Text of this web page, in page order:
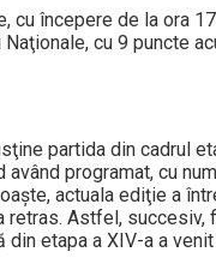
cu începere de la ora
cu 9 puncte
partida din cadrul
programat, cu
actuala ediţie a
retras. Astfel,
etapa a XIV-a a